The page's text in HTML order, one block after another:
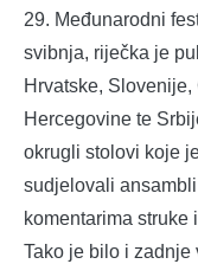
29. Međunarodni
svibnja, riječka je
Hrvatske,
Hercegovine te
okrugli stolovi koje
sudjelovali
komentarima struke
Tako je bilo i zadnje